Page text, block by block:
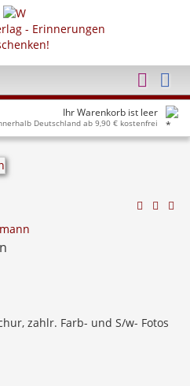
Ihr Warenkorb ist leer
Deutschland ab 9,90 € kostenfrei
zahlr. Farb- und S/w- Fotos